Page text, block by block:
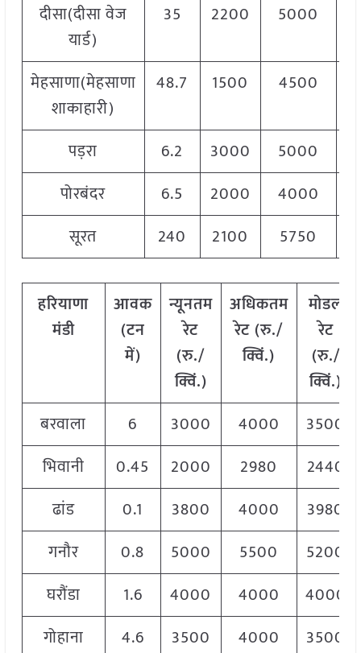
दीसा(दीसा वेज
यार्ड)
35 2200 5000
मेहसाणा(मेहसाणा
शाकाहारी)
48.7 1500 4500
पड़रा 6.2 3000 5000
पोरबंदर
6.5 2000 4000
सूरत
240 2100 5750
हरियाणा
मंडी
आवक
(टन
में)
न्यूनतम
रेट
(रु./
क्विं.)
अधिकतम
रेट (रु./
क्विं.)
मोडल
रेट
(रु./
क्विं.)
बरवाला
6 3000 4000
3500
भिवानी
0.45 2000 2980
2440
ढांड
0.1 3800 4000
3980
गनौर
0.8 5000 5500
5200
घरौंडा
1.6 4000 4000
4000
गोहाना
4.6 3500 4000
3500